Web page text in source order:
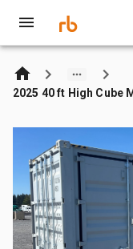
2025 40 ft High Cube